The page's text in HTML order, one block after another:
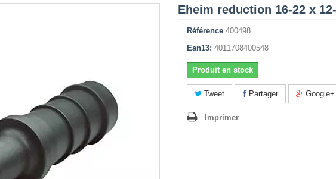
Eheim reduction 16-22 x
Référence 400498
Ean13: 4011708400548
Produit en stock
Tweet Partager Google+
Imprimer